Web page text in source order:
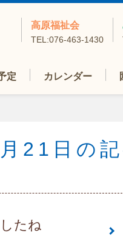
定 カレンダー
高原福祉会
TEL:076-463-1430
21日の記
たね